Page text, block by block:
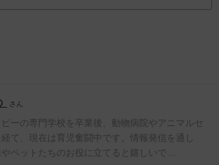
さん
ーの専門学校を卒業後、動物病院やアニマルセ
て、現在は育児奮闘中です。情報発信を通し
ペットたちのお役に立てると嬉しいで…